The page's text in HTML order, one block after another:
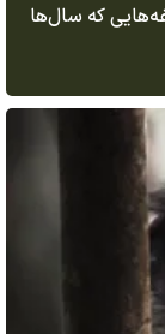
که سال‌ها